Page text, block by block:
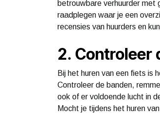
betrouwbare verhuurder
raadplegen waar je een
recensies van huurders en
2. Controleer
Bij het huren van een fiets
Controleer de banden,
ook of er voldoende lucht in
Mocht je tijdens het huren